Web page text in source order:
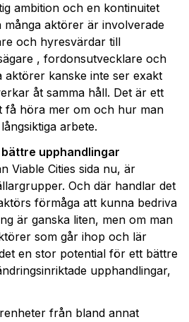
ambition och en kontinuitet
aktörer är involverade
och hyresvärdar till
, fordonsutvecklare och
aktörer kanske inte ser exakt
åt samma håll. Det är ett
få höra mer om och hur man
arbete.
upphandlingar
Viable Cities sida nu, är
Och där handlar det
förmåga att kunna bedriva
är ganska liten, men om man
som går ihop och lär
en stor potential för ett bättre
upphandlingar,
från bland annat